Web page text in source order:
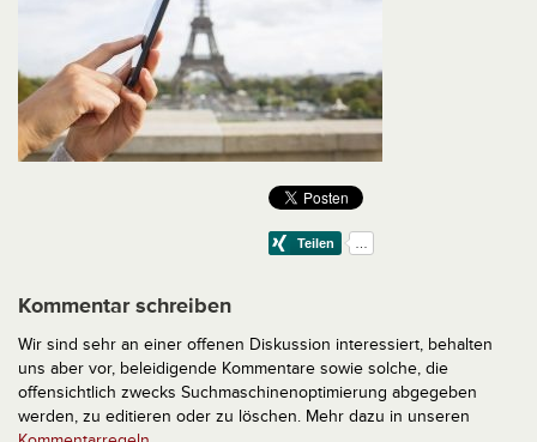
Kommentar schreiben
Wir sind sehr an einer offenen Diskussion interessiert, behalten
uns aber vor, beleidigende Kommentare sowie solche, die
offensichtlich zwecks Suchmaschinenoptimierung abgegeben
werden, zu editieren oder zu löschen. Mehr dazu in unseren